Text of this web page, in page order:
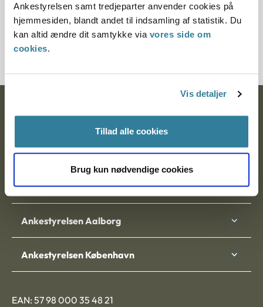
Ankestyrelsen samt tredjeparter anvender cookies på
hjemmesiden, blandt andet til indsamling af statistik. Du
kan altid ændre dit samtykke via vores side om
cookies.
Vis detaljer
Tillad alle cookies
Brug kun nødvendige cookies
Journalnummer
7000295-07
Ankestyrelsen
9000 Aalborg
Ankestyrelsen Aalborg
Ankestyrelsen København
EAN: 57 98 000 35 48 21